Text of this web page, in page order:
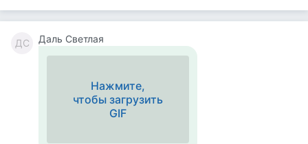
ДС Даль Светлая
Нажмите,
чтобы загрузить
GIF